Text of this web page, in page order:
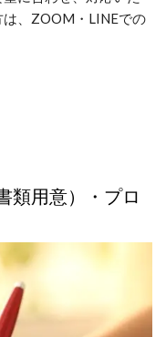
は、ZOOM・LINEでの
類用意）・プロ